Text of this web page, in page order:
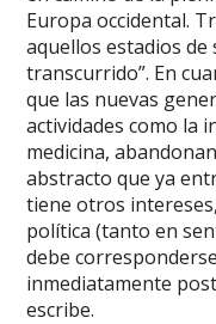
Europa occidental.
aquellos estadios
transcurrido”. En
que las nuevas
actividades como la
medicina,
abstracto que ya
tiene otros
política (tanto en
debe
inmediatamente
escribe.